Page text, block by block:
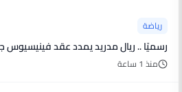
رياضة
رسميًا .. ريال مدريد يمدد عقد فينيسيوس جونيور
منذ 1 ساعة